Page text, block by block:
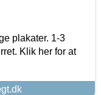
plakater. 1-3
Klik her for at